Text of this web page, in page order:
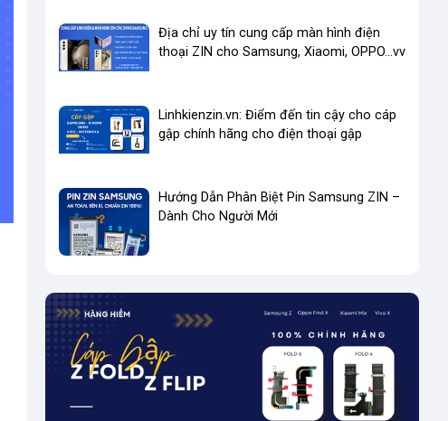
Địa chỉ uy tín cung cấp màn hình điện
thoại ZIN cho Samsung, Xiaomi, OPPO...vv
Linhkienzin.vn: Điểm đến tin cậy cho cáp
gập chính hãng cho điện thoại gập
Hướng Dẫn Phân Biệt Pin Samsung ZIN –
Dành Cho Người Mới